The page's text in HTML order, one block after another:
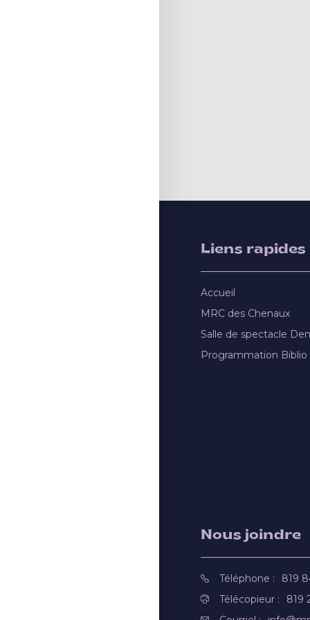
Liens rapides
Accueil
MRC des Chenaux
Salle de spectacle
Programmation Biblio
Nous joindre
Téléphone :
819
Télécopieur :
819